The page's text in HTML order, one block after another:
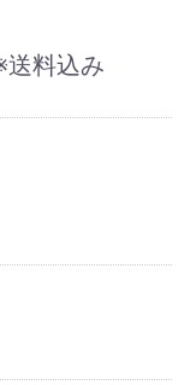
料込み